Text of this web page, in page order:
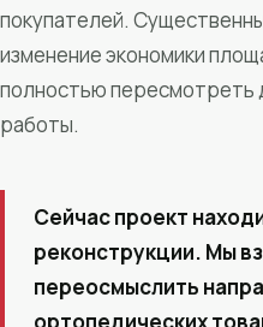
покупателей.
изменение экономики
полностью
работы.
Сейчас проект
реконструкции. Мы
переосмыслить